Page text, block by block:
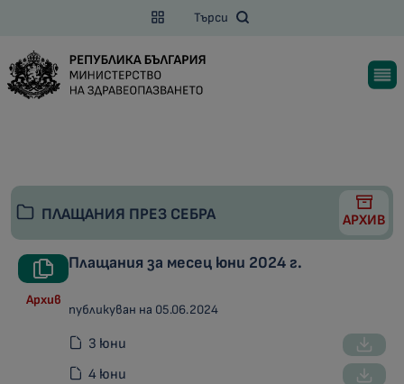
Търси
ПЛАЩАНИЯ ПРЕЗ СЕБРА АРХИВ
Архив
Плащания за месец юни 2024 г.
публикуван на 05.06.2024
3 юни
4 юни